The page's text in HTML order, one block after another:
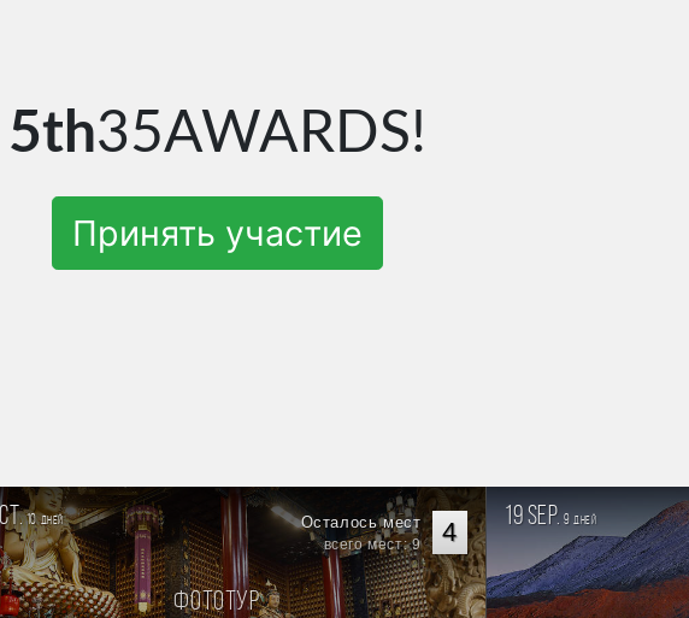
5th35AWARDS!
Принять участие
10дней 4
Осталось мест
всего мест: 9
Фототур
19 sep. 9дней